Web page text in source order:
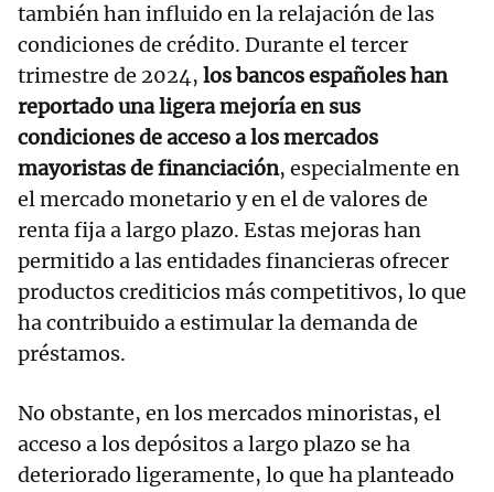
también han influido en la relajación de las
condiciones de crédito. Durante el tercer
trimestre de 2024, los bancos españoles han
reportado una ligera mejoría en sus
condiciones de acceso a los mercados
mayoristas de financiación, especialmente en
el mercado monetario y en el de valores de
renta fija a largo plazo. Estas mejoras han
permitido a las entidades financieras ofrecer
productos crediticios más competitivos, lo que
ha contribuido a estimular la demanda de
préstamos.
No obstante, en los mercados minoristas, el
acceso a los depósitos a largo plazo se ha
deteriorado ligeramente, lo que ha planteado